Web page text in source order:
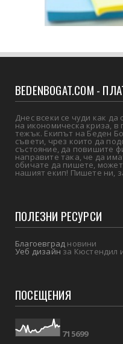
BEDENBOGAT.COM -
Днес всеки се чуди как
на икономическа криза,
тежък. Екипът на Беден
съвети, чрез които да
състояние, да повишите
направите така, че да
обичате да пишете,
нашият екип! Пишете ни,
ПОЛЕЗНИ РЕСУРСИ
Благоевград новини
Уеб дизайнза Кюстендил
ПОСЕЩЕНИЯ
71 5699